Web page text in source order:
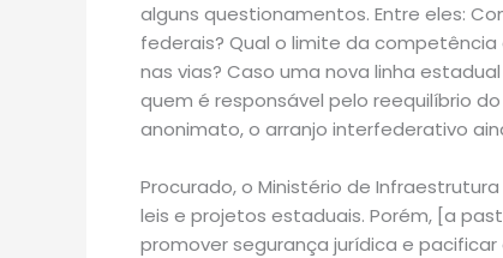
alguns questionamentos. Entre eles:
federais? Qual o limite da
nas vias? Caso uma nova linha
quem é responsável pelo reequilíbrio
anonimato, o arranjo interfederativo
Procurado, o Ministério de
leis e projetos estaduais. Porém, [a
promover segurança jurídica e